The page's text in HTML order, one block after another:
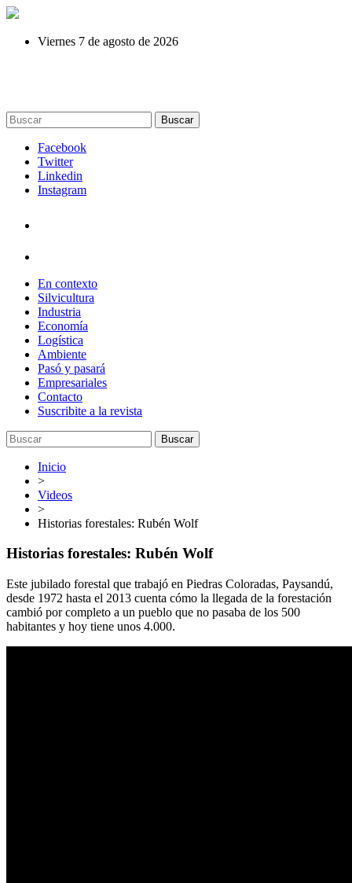
Viernes 7 de agosto de 2026
Buscar
Facebook
Twitter
Linkedin
Instagram
En contexto
Silvicultura
Industria
Economía
Logística
Ambiente
Pasó y pasará
Empresariales
Contacto
Suscribite a la revista
Buscar
Inicio
>
Videos
>
Historias forestales: Rubén Wolf
Historias forestales: Rubén Wolf
Este jubilado forestal que trabajó en Piedras Coloradas, Paysandú,
desde 1972 hasta el 2013 cuenta cómo la llegada de la forestación
cambió por completo a un pueblo que no pasaba de los 500
habitantes y hoy tiene unos 4.000.